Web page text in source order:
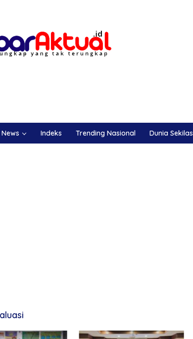
News Indeks Trending Nasional Dunia Sekilas